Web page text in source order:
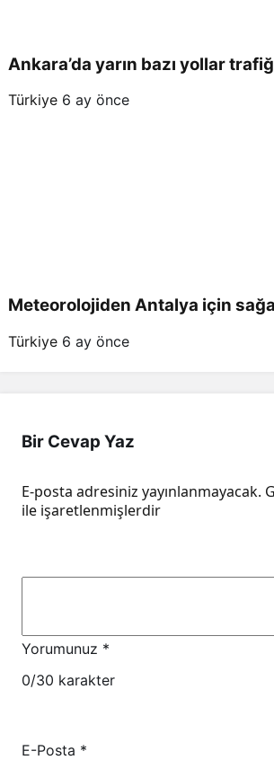
Ankara’da yarın bazı yollar
Türkiye 6 ay önce
Meteorolojiden Antalya için
Türkiye 6 ay önce
Bir Cevap Yaz
E-posta adresiniz yayınlanmayacak.
ile işaretlenmişlerdir
Yorumunuz *
0/30 karakter
E-Posta *